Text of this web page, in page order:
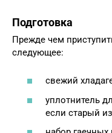
Подготовка
Прежде чем
следующее:
свежий
уплотнитель
если старый